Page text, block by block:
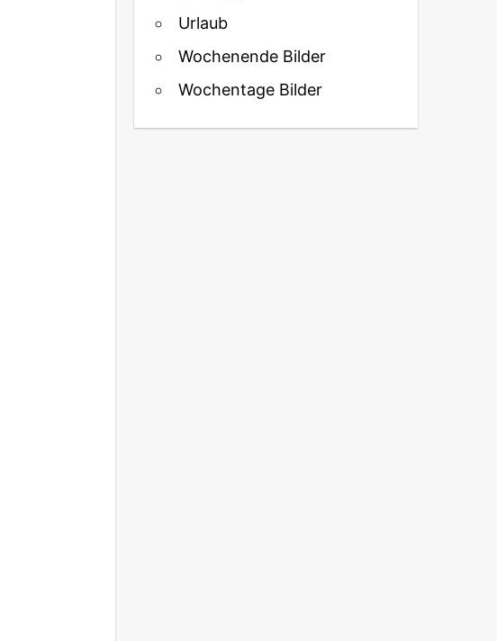
Urlaub
Wochenende Bilder
Wochentage Bilder